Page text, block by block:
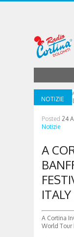
NOTIZIE
Posted 24
Notizie
A
A Cortina
World Tour